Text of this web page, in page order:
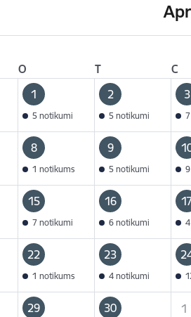
O T C
1
5 notikumi
2
5 notikumi
3
8
1 notikums
9
5 notikumi
15
7 notikumi
16
6 notikumi
22
1 notikums
23
4 notikumi
29 30 1